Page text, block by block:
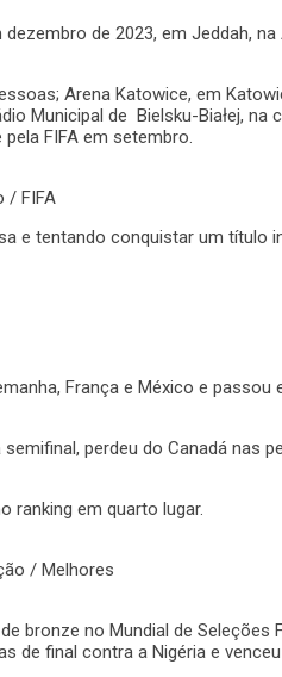
de 2023, em Jeddah, na
Arena Katowice, em
Municipal de Bielsku-Białej, na
FIFA em setembro.
/ FIFA
e tentando conquistar um título
França e México e
perdeu do Canadá nas
ranking em quarto lugar.
/ Melhores
bronze no Mundial de Seleções
de final contra a Nigéria e